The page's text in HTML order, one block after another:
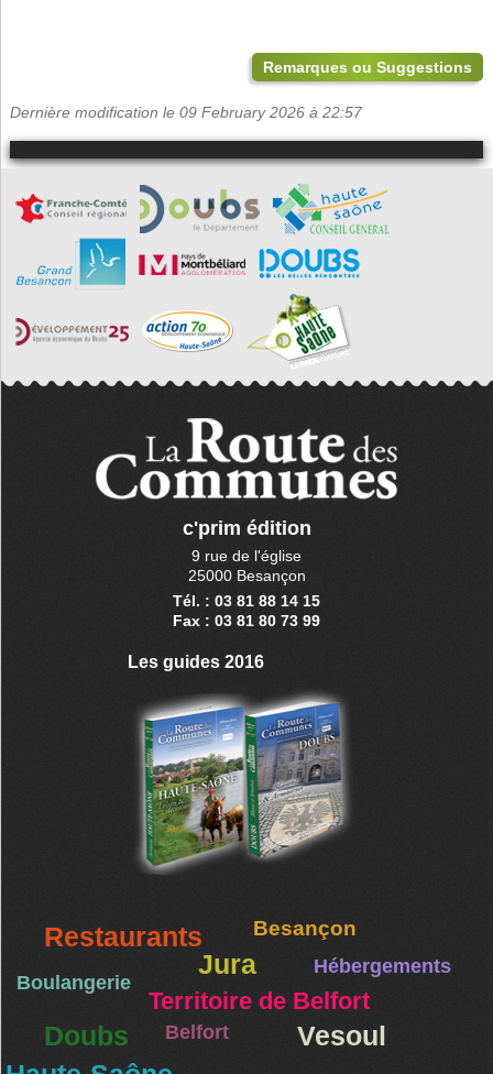
Remarques ou Suggestions
Dernière modification le 09 February 2026 à 22:57
c'prim édition
9 rue de l'église
25000 Besançon
Tél. : 03 81 88 14 15
Fax : 03 81 80 73 99
Les guides 2016
Restaurants Besançon
Jura Hébergements
Boulangerie
Territoire de Belfort
Doubs Belfort
Vesoul